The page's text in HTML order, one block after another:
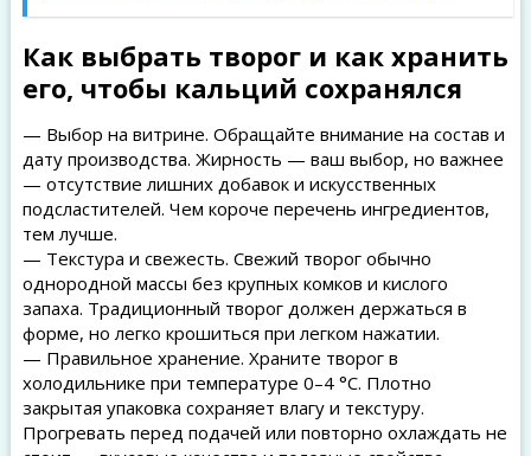
Как выбрать творог и как хранить
его, чтобы кальций сохранялся
— Выбор на витрине. Обращайте внимание на состав и
дату производства. Жирность — ваш выбор, но важнее
— отсутствие лишних добавок и искусственных
подсластителей. Чем короче перечень ингредиентов,
тем лучше.
— Текстура и свежесть. Свежий творог обычно
однородной массы без крупных комков и кислого
запаха. Традиционный творог должен держаться в
форме, но легко крошиться при легком нажатии.
— Правильное хранение. Храните творог в
холодильнике при температуре 0–4 °C. Плотно
закрытая упаковка сохраняет влагу и текстуру.
Прогревать перед подачей или повторно охлаждать не